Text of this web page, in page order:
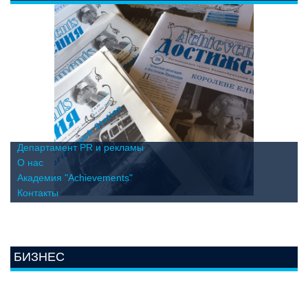
Департамент PR и рекламы
О нас
Академия "Achievements"
Контакты
БИЗНЕС